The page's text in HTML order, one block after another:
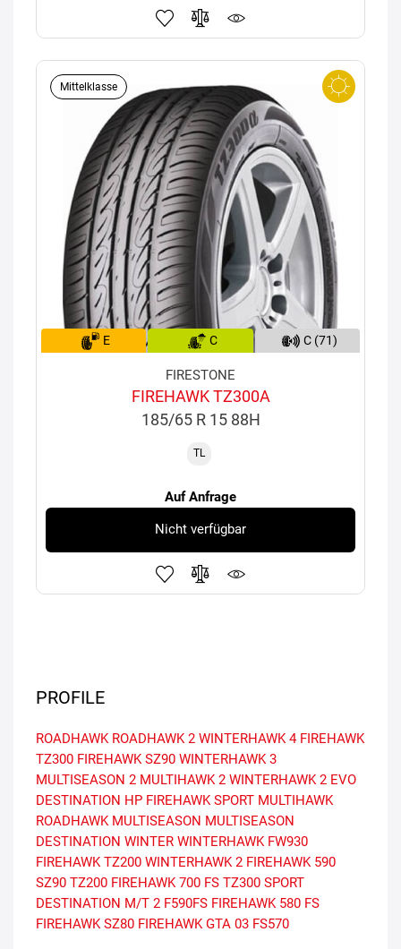
Mittelklasse
E C C (71)
FIRESTONE
FIREHAWK TZ300A
185/65 R 15 88H
TL
Auf Anfrage
Nicht verfügbar
PROFILE
ROADHAWK ROADHAWK 2 WINTERHAWK 4 FIREHAWK
TZ300 FIREHAWK SZ90 WINTERHAWK 3
MULTISEASON 2 MULTIHAWK 2 WINTERHAWK 2 EVO
DESTINATION HP FIREHAWK SPORT MULTIHAWK
ROADHAWK MULTISEASON MULTISEASON
DESTINATION WINTER WINTERHAWK FW930
FIREHAWK TZ200 WINTERHAWK 2 FIREHAWK 590
SZ90 TZ200 FIREHAWK 700 FS TZ300 SPORT
DESTINATION M/T 2 F590FS FIREHAWK 580 FS
FIREHAWK SZ80 FIREHAWK GTA 03 FS570